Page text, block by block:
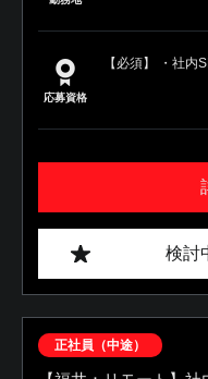
応募資格
【必須】 ・社内
検討
正社員（中途）